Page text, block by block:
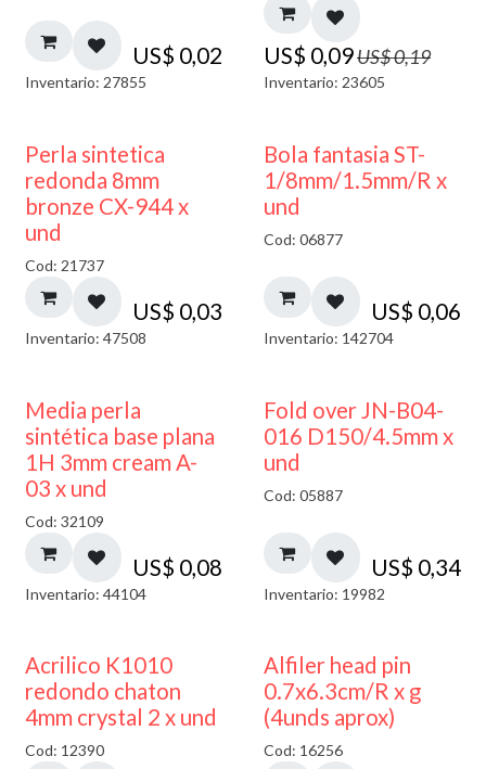
US$ 0,02
Inventario: 27855
US$ 0,09US$0,19
Inventario: 23605
Perla sintetica
redonda 8mm
bronze CX-944 x
und
Cod: 21737
US$ 0,03
Inventario: 47508
Bola fantasia ST-
1/8mm/1.5mm/R x
und
Cod: 06877
US$ 0,06
Inventario: 142704
Media perla
sintética base plana
1H 3mm cream A-
03 x und
Cod: 32109
US$ 0,08
Inventario: 44104
Fold over JN-B04-
016 D150/4.5mm x
und
Cod: 05887
US$ 0,34
Inventario: 19982
50% DESCUENTO
Acrilico K1010
redondo chaton
4mm crystal 2 x und
Cod: 12390
Alfiler head pin
0.7x6.3cm/R x g
(4unds aprox)
Cod: 16256